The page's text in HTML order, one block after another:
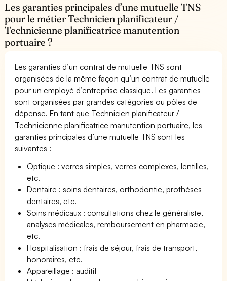
Les garanties principales d’une mutuelle TNS
pour le métier Technicien planificateur /
Technicienne planificatrice manutention
portuaire ?
Les garanties d’un contrat de mutuelle TNS sont
organisées de la même façon qu’un contrat de mutuelle
pour un employé d’entreprise classique. Les garanties
sont organisées par grandes catégories ou pôles de
dépense. En tant que Technicien planificateur /
Technicienne planificatrice manutention portuaire, les
garanties principales d’une mutuelle TNS sont les
suivantes :
Optique : verres simples, verres complexes, lentilles,
etc.
Dentaire : soins dentaires, orthodontie, prothèses
dentaires, etc.
Soins médicaux : consultations chez le généraliste,
analyses médicales, remboursement en pharmacie,
etc.
Hospitalisation : frais de séjour, frais de transport,
honoraires, etc.
Appareillage : auditif